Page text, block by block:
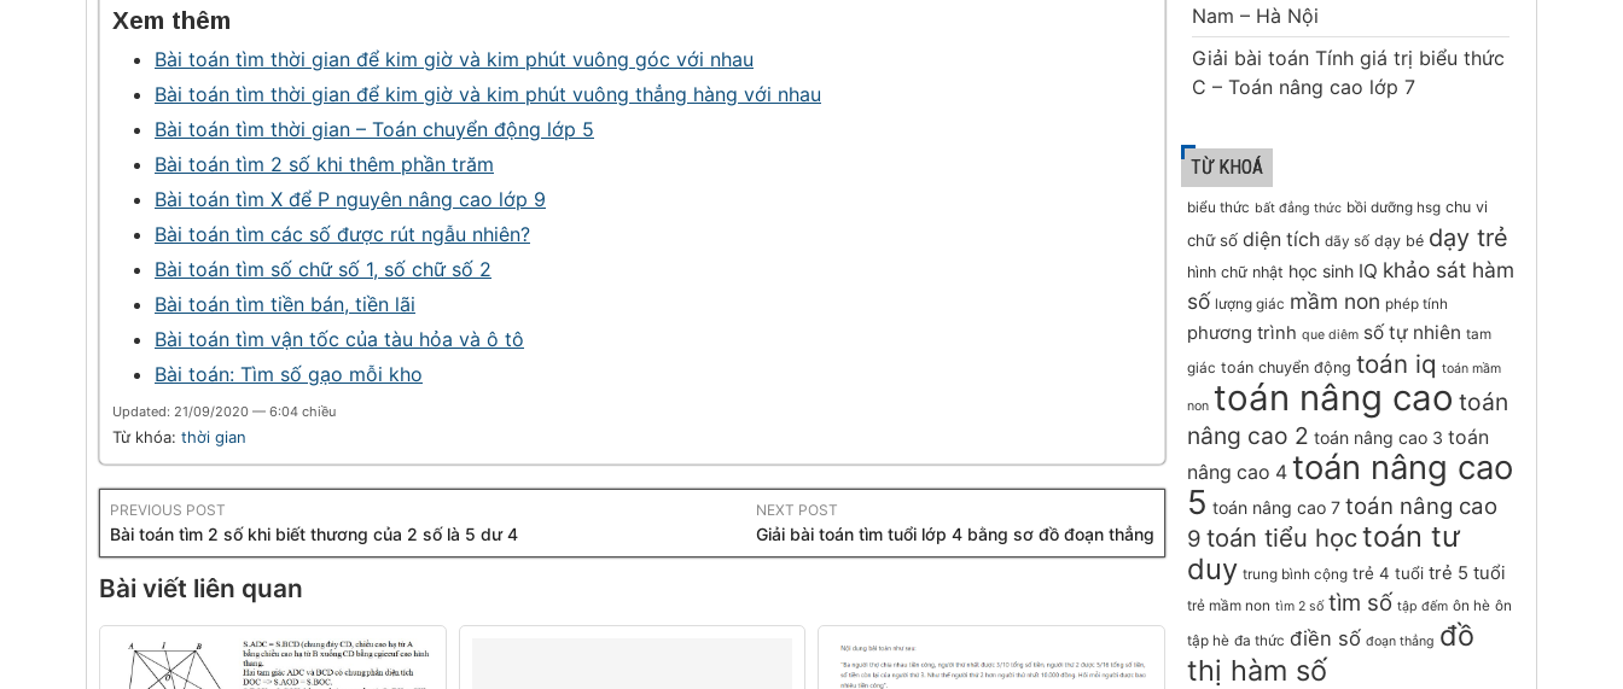
Xem thêm
Bài toán tìm thời gian để kim giờ và kim phút vuông góc với nhau
Bài toán tìm thời gian để kim giờ và kim phút vuông thẳng hàng với nhau
Bài toán tìm thời gian – Toán chuyển động lớp 5
Bài toán tìm 2 số khi thêm phần trăm
Bài toán tìm X để P nguyên nâng cao lớp 9
Bài toán tìm các số được rút ngẫu nhiên?
Bài toán tìm số chữ số 1, số chữ số 2
Bài toán tìm tiền bán, tiền lãi
Bài toán tìm vận tốc của tàu hỏa và ô tô
Bài toán: Tìm số gạo mỗi kho
Updated: 21/09/2020 — 6:04 chiều
Từ khóa: thời gian
PREVIOUS POST
Bài toán tìm 2 số khi biết thương của 2 số là 5 dư 4
NEXT POST
Giải bài toán tìm tuổi lớp 4 bằng sơ đồ đoạn thẳng
Bài viết liên quan
Nam – Hà Nội
Giải bài toán Tính giá trị biểu thức
C – Toán nâng cao lớp 7
TỪ KHOÁ
biểu thức bất đẳng thức bồi dưỡng hsg chu vi
chữ số diện tích dãy số dạy bé dạy trẻ
hình chữ nhật học sinh IQ khảo sát hàm
số lượng giác mầm non phép tính
phương trình que diêm số tự nhiên tam
giác toán chuyển động toán iq toán mầm
non toán nâng cao toán
nâng cao 2 toán nâng cao 3 toán
nâng cao 4 toán nâng cao
5 toán nâng cao 7 toán nâng cao
9 toán tiểu họctoán tư
duy trung bình cộng trẻ 4 tuổi trẻ 5 tuổi
trẻ mầm non tìm 2 số tìm số tập đếm ôn hè ôn
tập hè đa thức điền số đoạn thẳng đồ
thị hàm số